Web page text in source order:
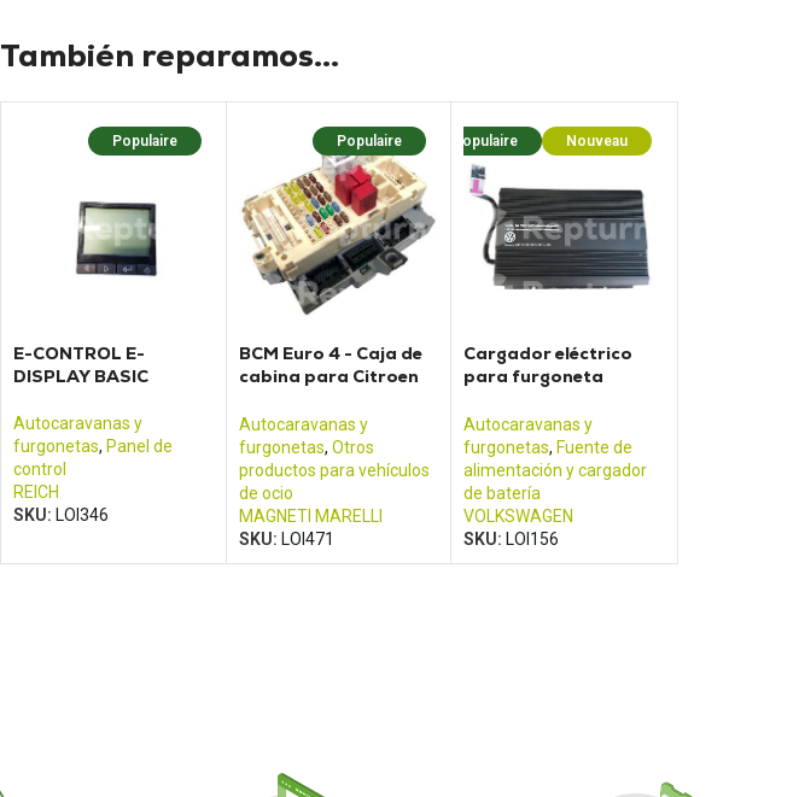
También reparamos...
Populaire
E-CONTROL E-
DISPLAY BASIC
Autocaravanas y
furgonetas, Panel de
control
REICH
SKU: LOI346
Populaire
BCM Euro 4 - Caja de
cabina para Citroen
Renault Boxer
Autocaravanas y
furgonetas, Otros
productos para vehículos
de ocio
MAGNETI MARELLI
SKU: LOI471
Populaire Nouveau
Cargador eléctrico
para furgoneta
Autocaravanas y
furgonetas, Fuente de
alimentación y cargador
de batería
VOLKSWAGEN
SKU: LOI156